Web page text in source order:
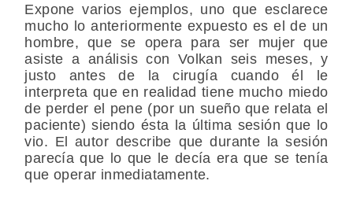
Expone varios ejemplos, uno que esclarece
mucho lo anteriormente expuesto es el de un
hombre, que se opera para ser mujer que
asiste a análisis con Volkan seis meses, y
justo antes de la cirugía cuando él le
interpreta que en realidad tiene mucho miedo
de perder el pene (por un sueño que relata el
paciente) siendo ésta la última sesión que lo
vio. El autor describe que durante la sesión
parecía que lo que le decía era que se tenía
que operar inmediatamente.